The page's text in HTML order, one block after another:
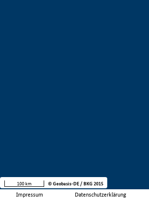
Impressum Datenschutzerklärung
100 km © Geobasis-DE / BKG 2015